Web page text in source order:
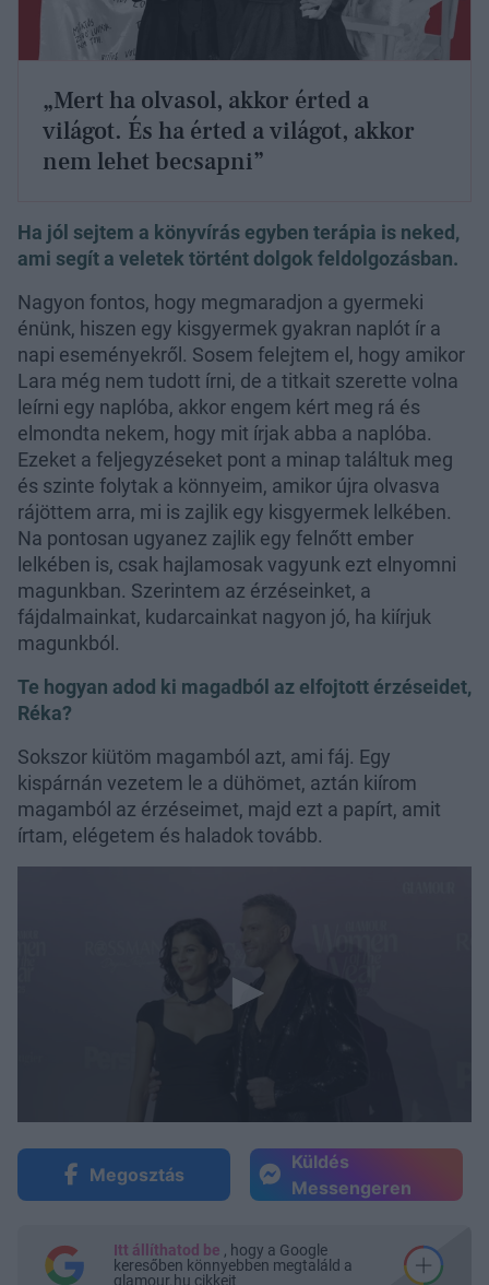
„Mert ha olvasol, akkor érted a
világot. És ha érted a világot, akkor
nem lehet becsapni”
Ha jól sejtem a könyvírás egyben terápia is neked,
ami segít a veletek történt dolgok feldolgozásban.
Nagyon fontos, hogy megmaradjon a gyermeki
énünk, hiszen egy kisgyermek gyakran naplót ír a
napi eseményekről. Sosem felejtem el, hogy amikor
Lara még nem tudott írni, de a titkait szerette volna
leírni egy naplóba, akkor engem kért meg rá és
elmondta nekem, hogy mit írjak abba a naplóba.
Ezeket a feljegyzéseket pont a minap találtuk meg
és szinte folytak a könnyeim, amikor újra olvasva
rájöttem arra, mi is zajlik egy kisgyermek lelkében.
Na pontosan ugyanez zajlik egy felnőtt ember
lelkében is, csak hajlamosak vagyunk ezt elnyomni
magunkban. Szerintem az érzéseinket, a
fájdalmainkat, kudarcainkat nagyon jó, ha kiírjuk
magunkból.
Te hogyan adod ki magadból az elfojtott érzéseidet,
Réka?
Sokszor kiütöm magamból azt, ami fáj. Egy
kispárnán vezetem le a dühömet, aztán kiírom
magamból az érzéseimet, majd ezt a papírt, amit
írtam, elégetem és haladok tovább.
Megosztás
Küldés
Messengeren
Itt állíthatod be , hogy a Google
keresőben könnyebben megtaláld a
glamour.hu cikkeit